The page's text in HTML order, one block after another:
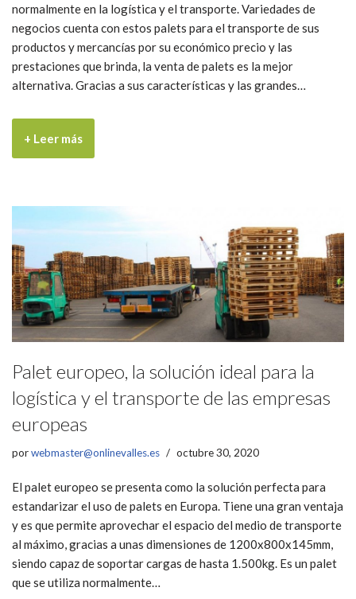
normalmente en la logística y el transporte. Variedades de
negocios cuenta con estos palets para el transporte de sus
productos y mercancías por su económico precio y las
prestaciones que brinda, la venta de palets es la mejor
alternativa. Gracias a sus características y las grandes…
+ Leer más
Palet europeo, la solución ideal para la
logística y el transporte de las empresas
europeas
porwebmaster@onlinevalles.es octubre 30, 2020
El palet europeo se presenta como la solución perfecta para
estandarizar el uso de palets en Europa. Tiene una gran ventaja
y es que permite aprovechar el espacio del medio de transporte
al máximo, gracias a unas dimensiones de 1200x800x145mm,
siendo capaz de soportar cargas de hasta 1.500kg. Es un palet
que se utiliza normalmente…